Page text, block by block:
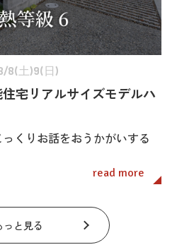
土)9(日)
住宅リアルサイズモデルハ
くりお話をおうかがいする
read more
っと見る